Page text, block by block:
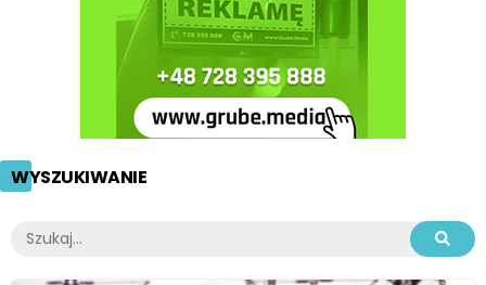
WYSZUKIWANIE